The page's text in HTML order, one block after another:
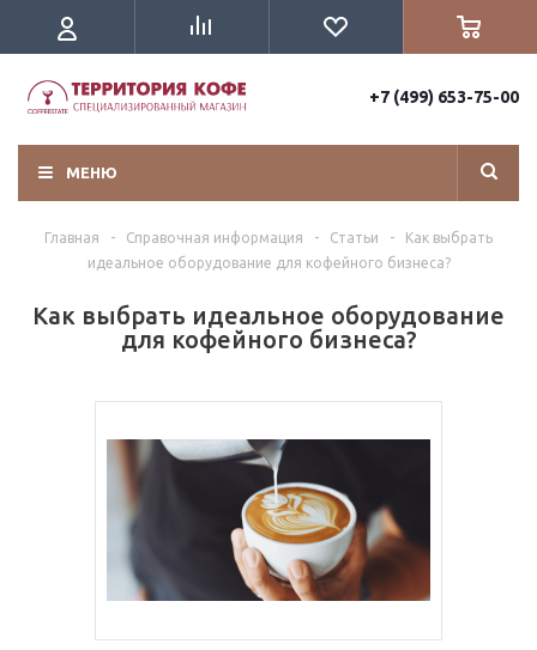
+7 (499) 653-75-00
МЕНЮ
Главная - Справочная информация - Статьи -
Как выбрать
идеальное оборудование для кофейного бизнеса?
Как выбрать идеальное оборудование
для кофейного бизнеса?